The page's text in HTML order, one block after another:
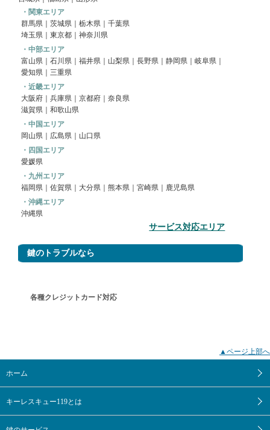
・関東エリア
群馬県 ｜ 茨城県 ｜ 栃木県 ｜ 千葉県
埼玉県 ｜ 東京都 ｜ 神奈川県
・中部エリア
富山県｜ 石川県 ｜福井県｜山梨県｜長野県｜ 静岡県 ｜ 岐阜県 ｜
愛知県 ｜ 三重県
・近畿エリア
大阪府 ｜ 兵庫県 ｜ 京都府 ｜ 奈良県
滋賀県 ｜ 和歌山県
・中国エリア
岡山県 ｜広島県｜ 山口県
・四国エリア
愛媛県
・九州エリア
福岡県 ｜ 佐賀県 ｜大分県｜熊本県｜宮崎県｜鹿児島県
・沖縄エリア
沖縄県
サービス対応エリア
鍵のトラブルなら
各種クレジットカード対応
▲ページ上部へ
ホーム
キーレスキュー119とは